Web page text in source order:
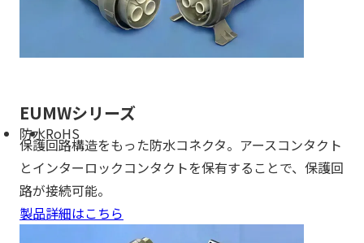
EUMWシリーズ
防水RoHS
保護回路構造をもった防水コネクタ。アースコンタクト
とインターロックコンタクトを保有することで、保護回
路が接続可能。
製品詳細はこちら